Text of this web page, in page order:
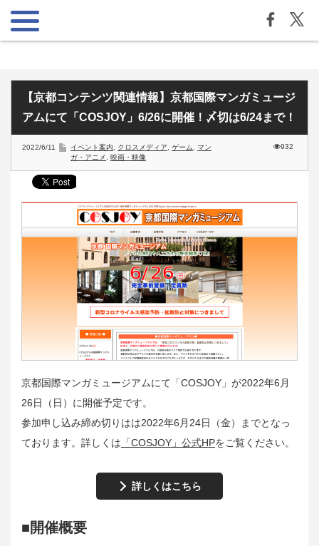
【京都コンテンツ関連情報】京都国際マンガミュージ
アムにて「COSJOY」6/26に開催！〆切は6/24まで！
2022/6/11 イベント案内 クロスメディア ゲーム
マン
ガ・アニメ
映画・映像
932
京都国際マンガミュージアムにて「COSJOY」が2022年6月
26日（日）に開催予定です。
参加申し込み締め切りはは2022年6月24日（金）までとなっ
ております。詳しくは 「COSJOY」公式HPをご覧ください。
詳しくはこちら
■開催概要